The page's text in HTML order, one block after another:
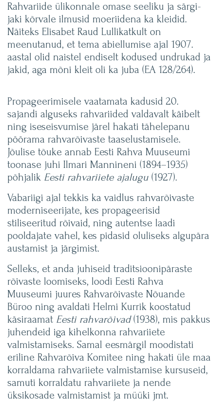
Rahvariide ülikonnale omase seeliku ja särgi-
jaki kõrvale ilmusid moeriidena ka kleidid.
Näiteks Elisabet Raud Lullikatkult on
meenutanud, et tema abiellumise ajal 1907.
aastal olid naistel endiselt kodused undrukad ja
jakid, aga mõni kleit oli ka juba (EA 128/264).
Propageerimisele vaatamata kadusid 20.
sajandi alguseks rahvariided valdavalt käibelt
ning iseseisvumise järel hakati tähelepanu
pöörama rahvarõivaste taaselustamisele.
Jõulise tõuke annab Eesti Rahva Muuseumi
toonase juhi Ilmari Mannineni (1894–1935)
põhjalik Eesti rahvariiete ajalugu (1927).
Vabariigi ajal tekkis ka vaidlus rahvarõivaste
moderniseerijate, kes propageerisid
stiliseeritud rõivaid, ning autentse laadi
pooldajate vahel, kes pidasid oluliseks algupära
austamist ja järgimist.
Selleks, et anda juhiseid traditsioonipäraste
rõivaste loomiseks, loodi Eesti Rahva
Muuseumi juures Rahvarõivaste Nõuande
Büroo ning avaldati Helmi Kurrik koostatud
käsiraamat Eesti rahvarõivad(1938), mis pakkus
juhendeid iga kihelkonna rahvariiete
valmistamiseks. Samal eesmärgil moodistati
eriline Rahvarõiva Komitee ning hakati üle maa
korraldama rahvariiete valmistamise kursuseid,
samuti korraldatu rahvariiete ja nende
üksikosade valmistamist ja müüki jmt.